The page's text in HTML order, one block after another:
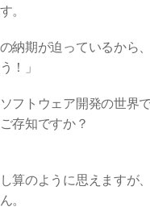
。
の納期が迫っているから
！」
フトウェア開発の世界
存知ですか？
算のように思えますが
。